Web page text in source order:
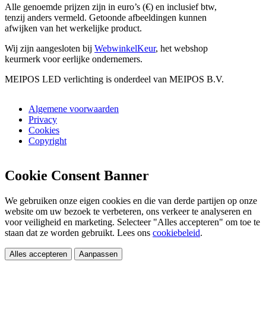
Alle genoemde prijzen zijn in euro’s (€) en inclusief btw,
tenzij anders vermeld. Getoonde afbeeldingen kunnen
afwijken van het werkelijke product.
Wij zijn aangesloten bij WebwinkelKeur, het webshop
keurmerk voor eerlijke ondernemers.
MEIPOS LED verlichting is onderdeel van MEIPOS B.V.
Algemene voorwaarden
Privacy
Cookies
Copyright
Cookie Consent Banner
We gebruiken onze eigen cookies en die van derde partijen op onze
website om uw bezoek te verbeteren, ons verkeer te analyseren en
voor veiligheid en marketing. Selecteer "Alles accepteren" om toe te
staan dat ze worden gebruikt. Lees ons cookiebeleid.
Alles accepteren Aanpassen